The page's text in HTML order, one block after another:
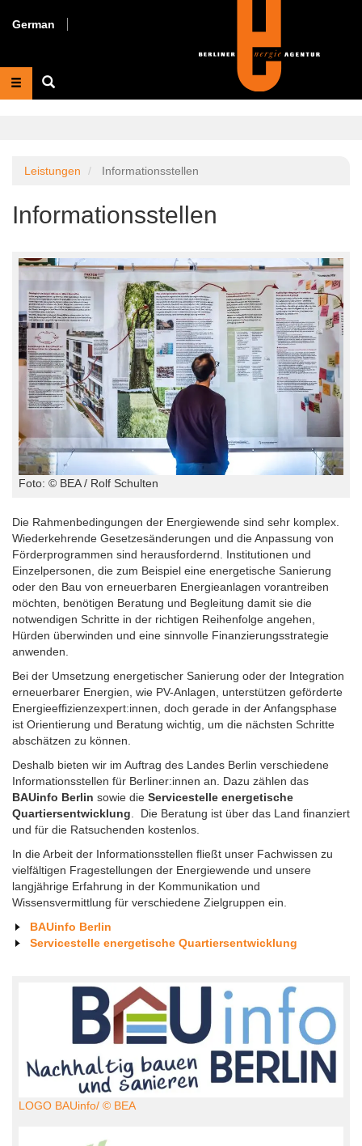
zum
Suche
German
Leistungen Informationsstellen
Informationsstellen
Foto: © BEA / Rolf Schulten
Die Rahmenbedingungen der Energiewende sind sehr komplex.
Wiederkehrende Gesetzesänderungen und die Anpassung von
Förderprogrammen sind herausfordernd. Institutionen und
Einzelpersonen, die zum Beispiel eine energetische Sanierung
oder den Bau von erneuerbaren Energieanlagen vorantreiben
möchten, benötigen Beratung und Begleitung damit sie die
notwendigen Schritte in der richtigen Reihenfolge angehen,
Hürden überwinden und eine sinnvolle Finanzierungsstrategie
anwenden.
Bei der Umsetzung energetischer Sanierung oder der Integration
erneuerbarer Energien, wie PV-Anlagen, unterstützen geförderte
Energieeffizienzexpert:innen, doch gerade in der Anfangsphase
ist Orientierung und Beratung wichtig, um die nächsten Schritte
abschätzen zu können.
Deshalb bieten wir im Auftrag des Landes Berlin verschiedene
Informationsstellen für Berliner:innen an. Dazu zählen das
BAUinfo Berlin sowie die Servicestelle energetische
Quartiersentwicklung . Die Beratung ist über das Land finanziert
und für die Ratsuchenden kostenlos.
In die Arbeit der Informationsstellen fließt unser Fachwissen zu
vielfältigen Fragestellungen der Energiewende und unsere
langjährige Erfahrung in der Kommunikation und
Wissensvermittlung für verschiedene Zielgruppen ein.
BAUinfo Berlin
Servicestelle energetische Quartiersentwicklung
LOGO BAUinfo/ © BEA